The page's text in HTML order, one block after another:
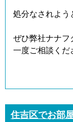
処分なされよう
ぜひ弊社ナナフ
一度ご相談くだ
住吉区でお部